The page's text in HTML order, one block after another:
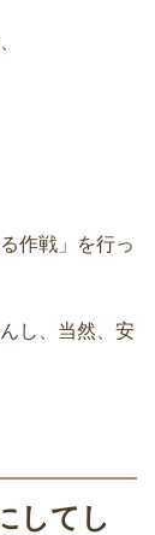
作戦」を行っ
し、当然、安
してし